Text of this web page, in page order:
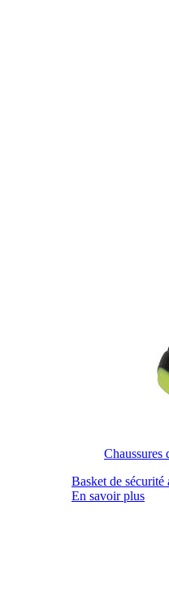
Chaussures
Basket de sécurité
En savoir plus